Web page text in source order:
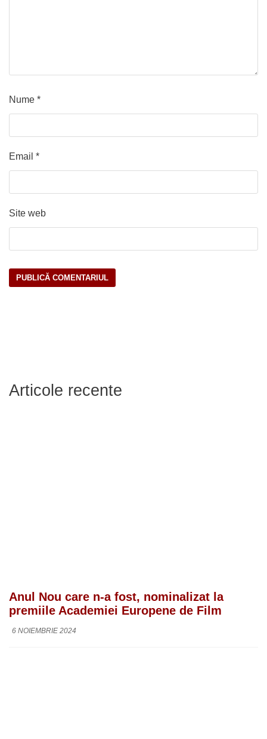
Nume *
Email *
Site web
Articole recente
Anul Nou care n-a fost, nominalizat la
premiile Academiei Europene de Film
6 NOIEMBRIE 2024